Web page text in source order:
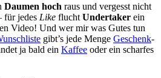
Daumen hoch raus und vergesst nicht
für jedes Like flucht Undertaker ein
Video! Und wer mir was Gutes tun
gibt’s jede Menge Geschenk-
ja bald ein Kaffee oder ein scharfes